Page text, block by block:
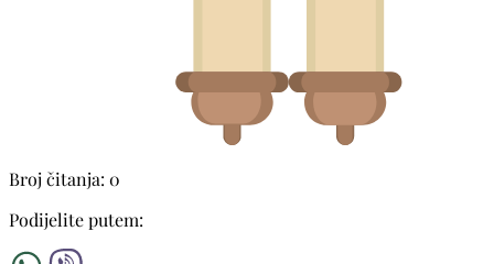
Broj čitanja: 0
Podijelite putem: